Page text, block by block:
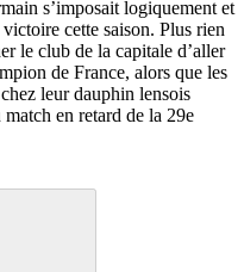
s’imposait logiquement et
cette saison. Plus rien
le club de la capitale d’aller
de France, alors que les
leur dauphin lensois
en retard de la 29e